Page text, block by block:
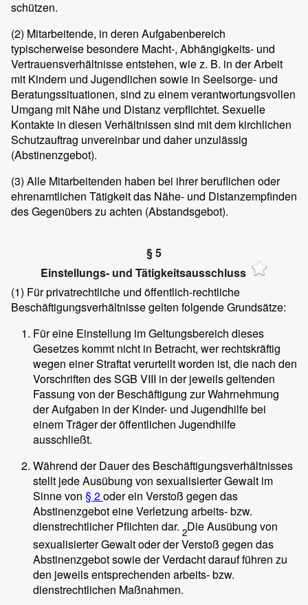
schützen.
(2) Mitarbeitende, in deren Aufgabenbereich
typischerweise besondere Macht-, Abhängigkeits- und
Vertrauensverhältnisse entstehen, wie z. B. in der Arbeit
mit Kindern und Jugendlichen sowie in Seelsorge- und
Beratungssituationen, sind zu einem verantwortungsvollen
Umgang mit Nähe und Distanz verpflichtet. Sexuelle
Kontakte in diesen Verhältnissen sind mit dem kirchlichen
Schutzauftrag unvereinbar und daher unzulässig
(Abstinenzgebot).
(3) Alle Mitarbeitenden haben bei ihrer beruflichen oder
ehrenamtlichen Tätigkeit das Nähe- und Distanzempfinden
des Gegenübers zu achten (Abstandsgebot).
§ 5
Einstellungs- und Tätigkeitsausschluss
(1) Für privatrechtliche und öffentlich-rechtliche
Beschäftigungsverhältnisse gelten folgende Grundsätze:
Für eine Einstellung im Geltungsbereich dieses
Gesetzes kommt nicht in Betracht, wer rechtskräftig
wegen einer Straftat verurteilt worden ist, die nach den
Vorschriften des SGB VIII in der jeweils geltenden
Fassung von der Beschäftigung zur Wahrnehmung
der Aufgaben in der Kinder- und Jugendhilfe bei
einem Träger der öffentlichen Jugendhilfe
ausschließt.
Während der Dauer des Beschäftigungsverhältnisses
stellt jede Ausübung von sexualisierter Gewalt im
Sinne von § 2oder ein Verstoß gegen das
Abstinenzgebot eine Verletzung arbeits- bzw.
dienstrechtlicher Pflichten dar. 2Die Ausübung von
sexualisierter Gewalt oder der Verstoß gegen das
Abstinenzgebot sowie der Verdacht darauf führen zu
den jeweils entsprechenden arbeits- bzw.
dienstrechtlichen Maßnahmen.